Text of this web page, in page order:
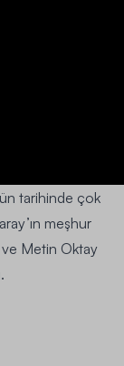
tarihinde çok
meşhur
ve Metin Oktay